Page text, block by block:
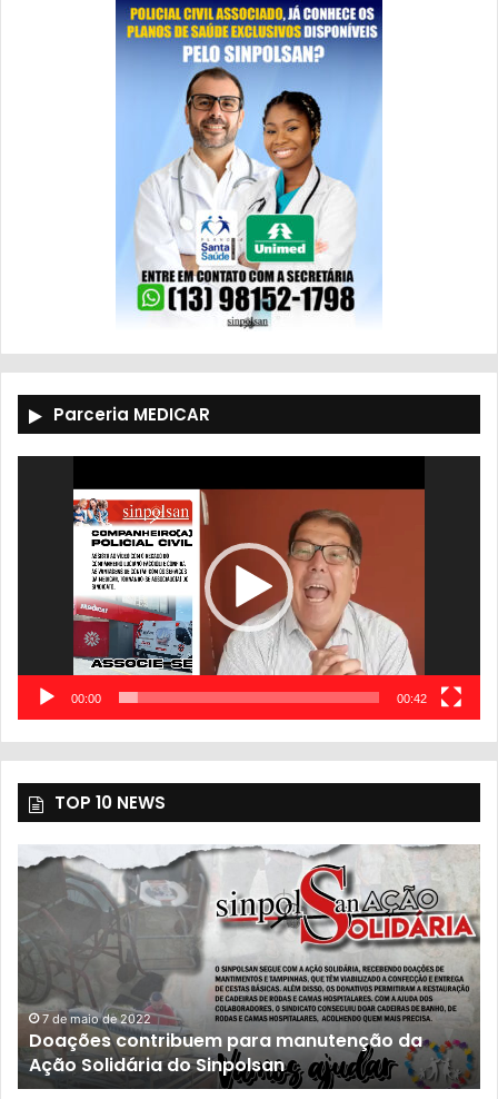
Parceria MEDICAR
00:00 00:42
TOP 10 NEWS
7 de maio de 2022
Doações contribuem para manutenção da
Ação Solidária do Sinpolsan